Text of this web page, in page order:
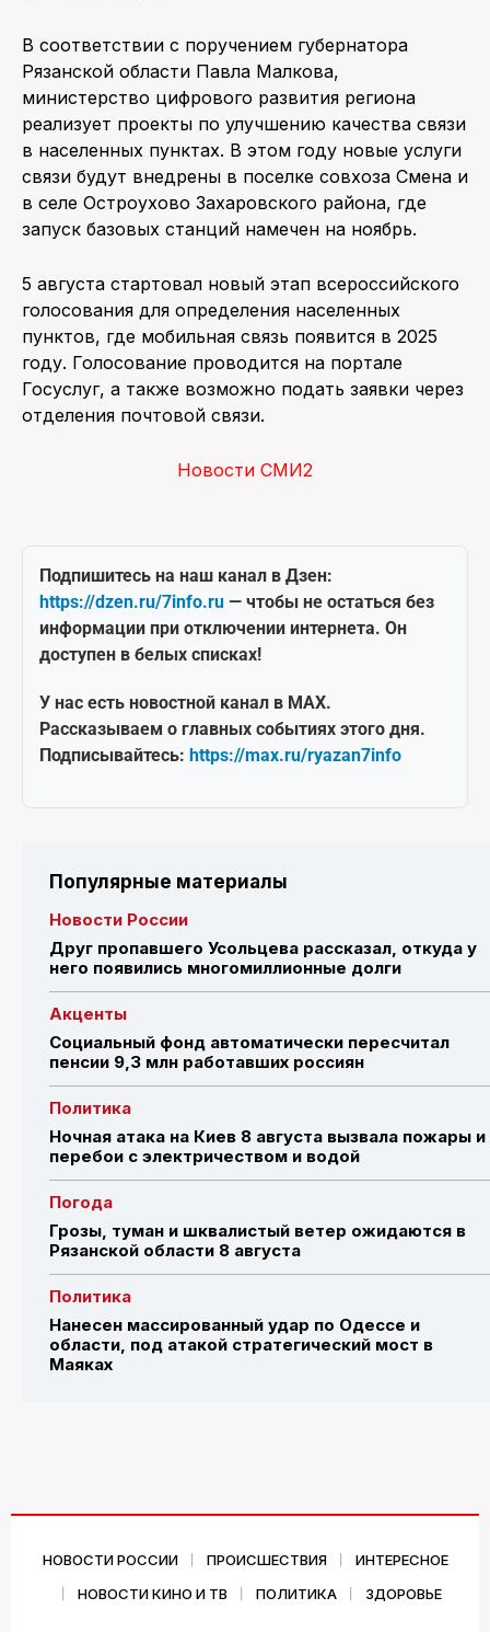
В соответствии с поручением губернатора
Рязанской области Павла Малкова,
министерство цифрового развития региона
реализует проекты по улучшению качества связи
в населенных пунктах. В этом году новые услуги
связи будут внедрены в поселке совхоза Смена и
в селе Остроухово Захаровского района, где
запуск базовых станций намечен на ноябрь.
5 августа стартовал новый этап всероссийского
голосования для определения населенных
пунктов, где мобильная связь появится в 2025
году. Голосование проводится на портале
Госуслуг, а также возможно подать заявки через
отделения почтовой связи.
Новости СМИ2
Подпишитесь на наш канал в Дзен:
https://dzen.ru/7info.ru — чтобы не остаться без
информации при отключении интернета. Он
доступен в белых списках!
У нас есть новостной канал в MAX.
Рассказываем о главных событиях этого дня.
Подписывайтесь: https://max.ru/ryazan7info
Популярные материалы
Новости России
Друг пропавшего Усольцева рассказал, откуда у
него появились многомиллионные долги
Акценты
Социальный фонд автоматически пересчитал
пенсии 9,3 млн работавших россиян
Политика
Ночная атака на Киев 8 августа вызвала пожары и
перебои с электричеством и водой
Погода
Грозы, туман и шквалистый ветер ожидаются в
Рязанской области 8 августа
Политика
Нанесен массированный удар по Одессе и
области, под атакой стратегический мост в
Маяках
НОВОСТИ РОССИИ ПРОИСШЕСТВИЯ
ИНТЕРЕСНОЕ
НОВОСТИ КИНО И ТВ
ПОЛИТИКА ЗДОРОВЬЕ